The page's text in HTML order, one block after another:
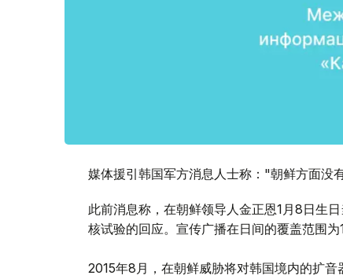
媒体援引韩国军方消息人士称："朝鲜方面没
此前消息称，在朝鲜领导人金正恩1月8日生
核试验的回应。宣传广播在日间的覆盖范围为
2015年8月，在朝鲜威胁将对韩国境内的扩